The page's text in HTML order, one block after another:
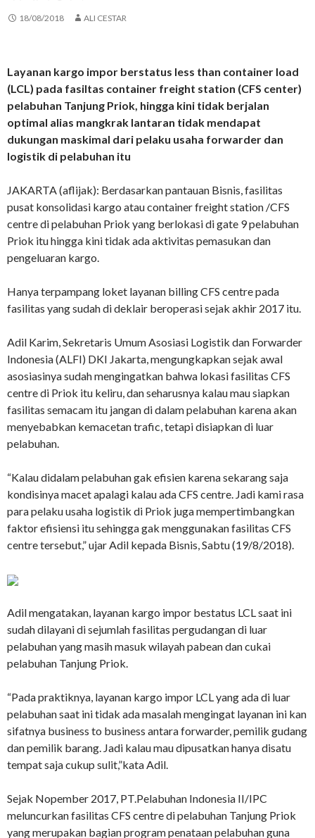
18/08/2018 ALI CESTAR
Layanan kargo impor berstatus less than container load
(LCL) pada fasiltas container freight station (CFS center)
pelabuhan Tanjung Priok, hingga kini tidak berjalan
optimal alias mangkrak lantaran tidak mendapat
dukungan maskimal dari pelaku usaha forwarder dan
logistik di pelabuhan itu
JAKARTA (aflijak): Berdasarkan pantauan Bisnis, fasilitas
pusat konsolidasi kargo atau container freight station /CFS
centre di pelabuhan Priok yang berlokasi di gate 9 pelabuhan
Priok itu hingga kini tidak ada aktivitas pemasukan dan
pengeluaran kargo.
Hanya terpampang loket layanan billing CFS centre pada
fasilitas yang sudah di deklair beroperasi sejak akhir 2017 itu.
Adil Karim, Sekretaris Umum Asosiasi Logistik dan Forwarder
Indonesia (ALFI) DKI Jakarta, mengungkapkan sejak awal
asosiasinya sudah mengingatkan bahwa lokasi fasilitas CFS
centre di Priok itu keliru, dan seharusnya kalau mau siapkan
fasilitas semacam itu jangan di dalam pelabuhan karena akan
menyebabkan kemacetan trafic, tetapi disiapkan di luar
pelabuhan.
“Kalau didalam pelabuhan gak efisien karena sekarang saja
kondisinya macet apalagi kalau ada CFS centre. Jadi kami rasa
para pelaku usaha logistik di Priok juga mempertimbangkan
faktor efisiensi itu sehingga gak menggunakan fasilitas CFS
centre tersebut,” ujar Adil kepada Bisnis, Sabtu (19/8/2018).
Adil mengatakan, layanan kargo impor bestatus LCL saat ini
sudah dilayani di sejumlah fasilitas pergudangan di luar
pelabuhan yang masih masuk wilayah pabean dan cukai
pelabuhan Tanjung Priok.
“Pada praktiknya, layanan kargo impor LCL yang ada di luar
pelabuhan saat ini tidak ada masalah mengingat layanan ini kan
sifatnya business to business antara forwarder, pemilik gudang
dan pemilik barang. Jadi kalau mau dipusatkan hanya disatu
tempat saja cukup sulit,”kata Adil.
Sejak Nopember 2017, PT.Pelabuhan Indonesia II/IPC
meluncurkan fasilitas CFS centre di pelabuhan Tanjung Priok
yang merupakan bagian program penataan pelabuhan guna